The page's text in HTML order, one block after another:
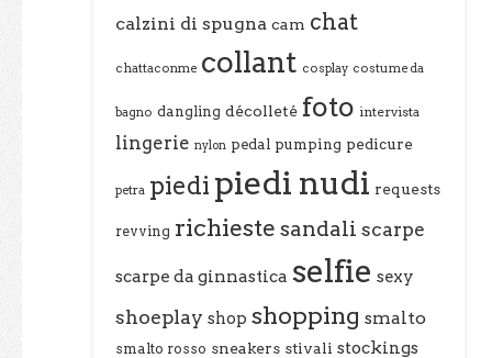
calzini di spugna cam chat
chattaconme collant cosplay costume da
bagno dangling décolleté foto intervista
lingerie nylon pedal pumping pedicure
petra piedi piedi nudi requests
revving richieste sandali scarpe
scarpe da ginnastica selfie sexy
shoeplay shop shopping smalto
smalto rosso sneakers stivali stockings